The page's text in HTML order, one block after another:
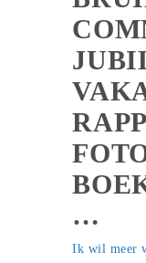
…
Ik wil meer